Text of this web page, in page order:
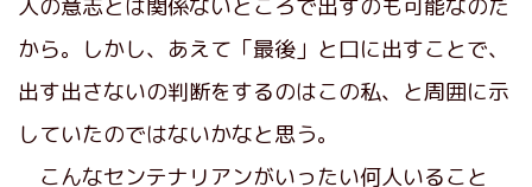
人の意志とは関係ないところで出すのも可能なのだ
から。しかし、あえて「最後」と口に出すことで、
出す出さないの判断をするのはこの私、と周囲に示
していたのではないかなと思う。
こんなセンテナリアンがいったい何人いること